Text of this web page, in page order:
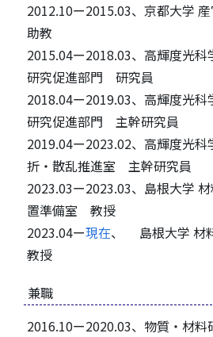
2012.10ー2015.03、京都大学
助教
2015.04ー2018.03、高輝度光科
研究促進部門 研究員
2018.04ー2019.03、高輝度光科
研究促進部門 主幹研究員
2019.04ー2023.02、高輝度光科
折・散乱推進室 主幹研究員
2023.03ー2023.03、島根大学
置準備室 教授
2023.04ー現在、 島根大学 材
教授
兼職
2016.10ー2020.03、物質・材